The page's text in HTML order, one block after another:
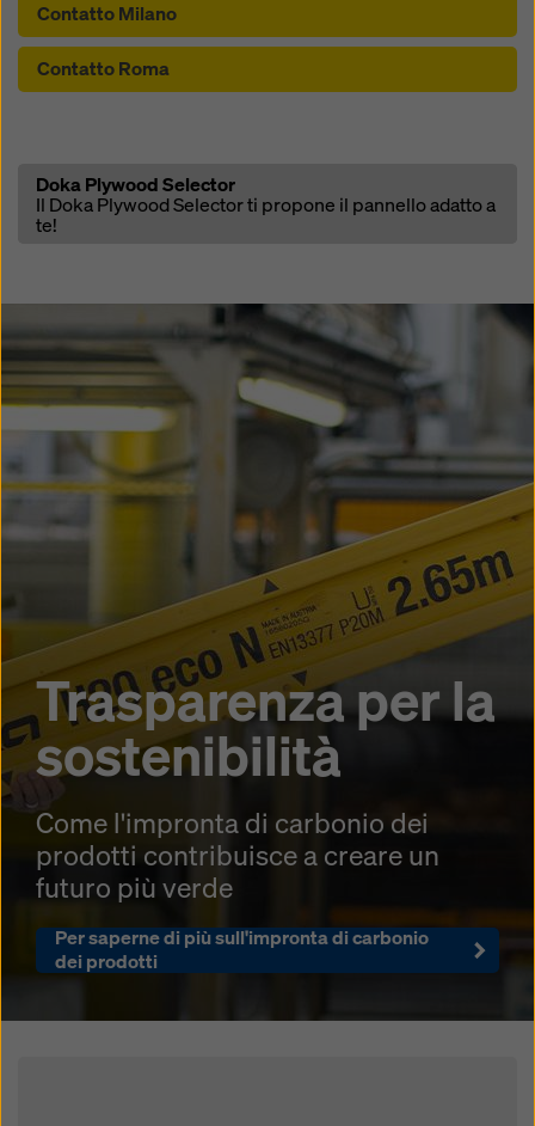
Contatto Milano
Contatto Roma
OpenDoka Plywood Selector
Il Doka Plywood Selector ti propone il pannello adatto a
te!
Trasparenza per la
sostenibilità
Come l'impronta di carbonio dei
prodotti contribuisce a creare un
futuro più verde
Per saperne di più sull'impronta di carbonio
dei prodotti